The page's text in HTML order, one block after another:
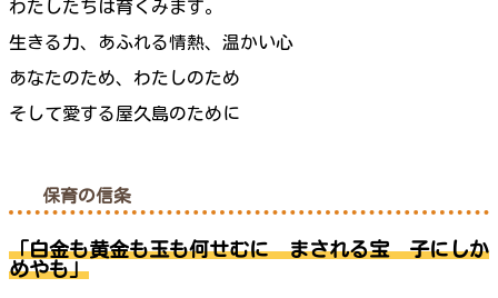
わたしたちは育くみます。
生きる力、あふれる情熱、温かい心
あなたのため、わたしのため
そして愛する屋久島のために
保育の信条
「白金も黄金も玉も何せむに まされる宝 子にしか
めやも」